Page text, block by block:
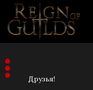
Друзья!